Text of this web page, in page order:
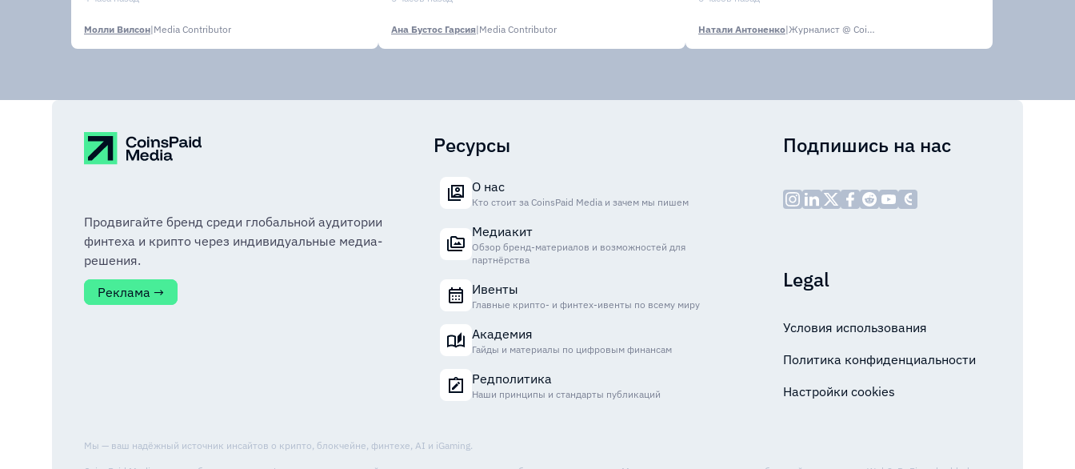
Молли Вилсон|Media Contributor Ана Бустос Гарсия|Media Contributor Натали Антоненко| Журналист @ CoinsPaid Media
Продвигайте бренд среди глобальной аудитории
финтеха и крипто через индивидуальные медиа-
решения.
Реклама →
Ресурсы
О нас
Кто стоит за CoinsPaid Media и зачем мы пишем
Медиакит
Обзор бренд-материалов и возможностей для
партнёрства
Ивенты
Главные крипто- и финтех-ивенты по всему миру
Академия
Гайды и материалы по цифровым финансам
Редполитика
Наши принципы и стандарты публикаций
Подпишись на нас
Legal
Условия использования
Политика конфиденциальности
Настройки cookies
Мы — ваш надёжный источник инсайтов о крипто, блокчейне, финтехе, AI и iGaming.